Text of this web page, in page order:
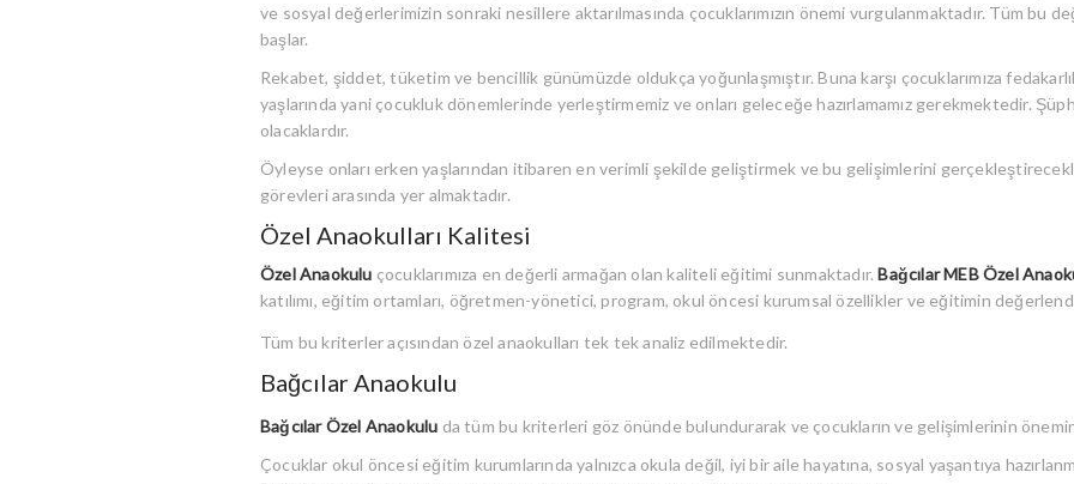
ve sosyal değerlerimizin sonraki nesillere aktarılmasında çocuklarımızın önemi vurgulanmaktadır. Tüm bu
başlar.
Rekabet, şiddet, tüketim ve bencillik günümüzde oldukça yoğunlaşmıştır. Buna karşı çocuklarımıza
yaşlarında yani çocukluk dönemlerinde yerleştirmemiz ve onları geleceğe hazırlamamız gerekmektedir.
olacaklardır.
Öyleyse onları erken yaşlarından itibaren en verimli şekilde geliştirmek ve bu gelişimlerini
görevleri arasında yer almaktadır.
Özel Anaokulları Kalitesi
Özel Anaokulu çocuklarımıza en değerli armağan olan kaliteli eğitimi sunmaktadır.Bağcılar MEB Özel
katılımı, eğitim ortamları, öğretmen-yönetici, program, okul öncesi kurumsal özellikler ve eğitimin
Tüm bu kriterler açısından özel anaokulları tek tek analiz edilmektedir.
Bağcılar Anaokulu
Bağcılar Özel Anaokulu da tüm bu kriterleri göz önünde bulundurarak ve çocukların ve gelişimlerinin
Çocuklar okul öncesi eğitim kurumlarında yalnızca okula değil, iyi bir aile hayatına, sosyal yaşantıya